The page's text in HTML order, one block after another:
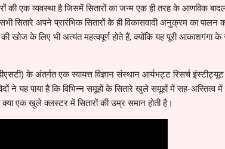
की एक व्यवस्था है जिसमें सितारों का जन्म एक ही तरह के आणविक
सितारे अपने प्रारंभिक सितारों के ही विकासवादी अनुक्रम का पालन
खोज के लिए भी अत्यंत महत्वपूर्ण होते हैं, क्योंकि यह पूरी आकाशगंगा के
के अंतर्गत एक स्वायत्त विज्ञान संस्थान आर्यभट्ट रिसर्च
यह पाया है कि विभिन्न समूहों के सितारे खुले समूहों में सह-अस्तित्व में
एक खुले क्लस्टर में सितारों की उम्र समान होती है।